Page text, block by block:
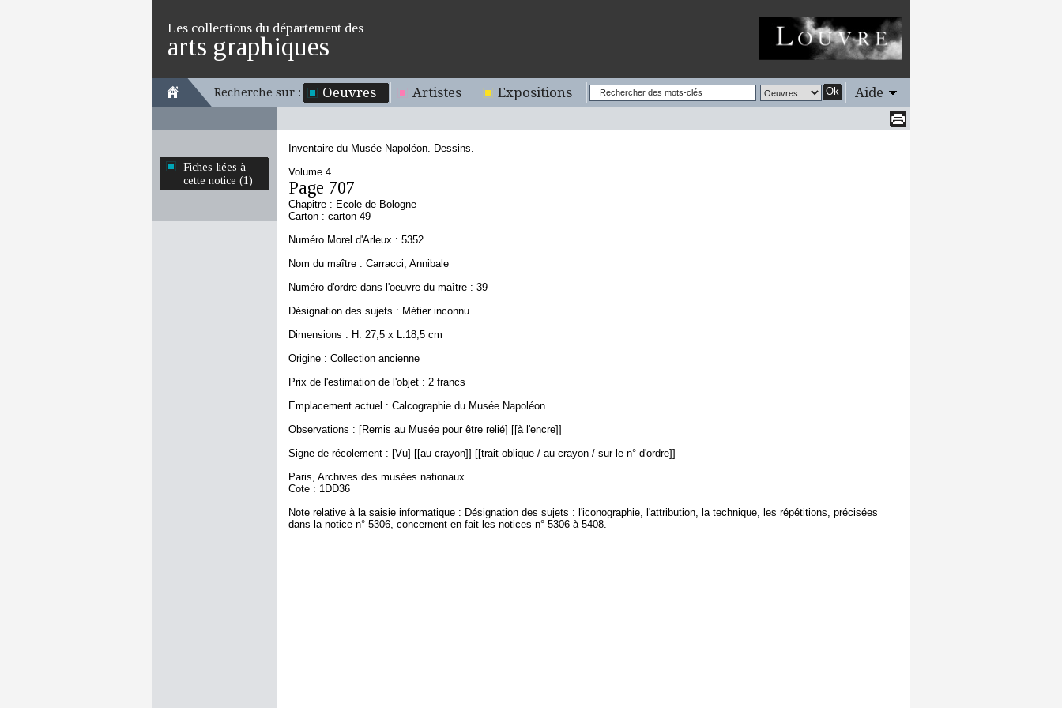
Les collections du département des
arts graphiques
Recherche sur : Oeuvres Artistes Expositions Ok Aide
Fiches liées à
cette notice (1)
Inventaire du Musée Napoléon. Dessins.
Volume 4
Page 707
Chapitre : Ecole de Bologne
Carton : carton 49
Numéro Morel d'Arleux : 5352
Nom du maître : Carracci, Annibale
Numéro d'ordre dans l'oeuvre du maître : 39
Désignation des sujets : Métier inconnu.
Dimensions : H. 27,5 x L.18,5 cm
Origine : Collection ancienne
Prix de l'estimation de l'objet : 2 francs
Emplacement actuel : Calcographie du Musée Napoléon
Observations : [Remis au Musée pour être relié] [[à l'encre]]
Signe de récolement : [Vu] [[au crayon]] [[trait oblique / au crayon / sur le n° d'ordre]]
Paris, Archives des musées nationaux
Cote : 1DD36
Note relative à la saisie informatique : Désignation des sujets : l'iconographie, l'attribution, la technique, les répétitions, précisées
dans la notice n° 5306, concernent en fait les notices n° 5306 à 5408.